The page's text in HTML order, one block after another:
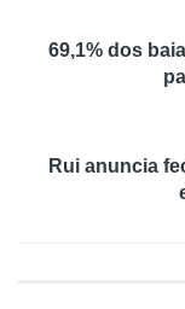
69,1% dos
Rui anuncia